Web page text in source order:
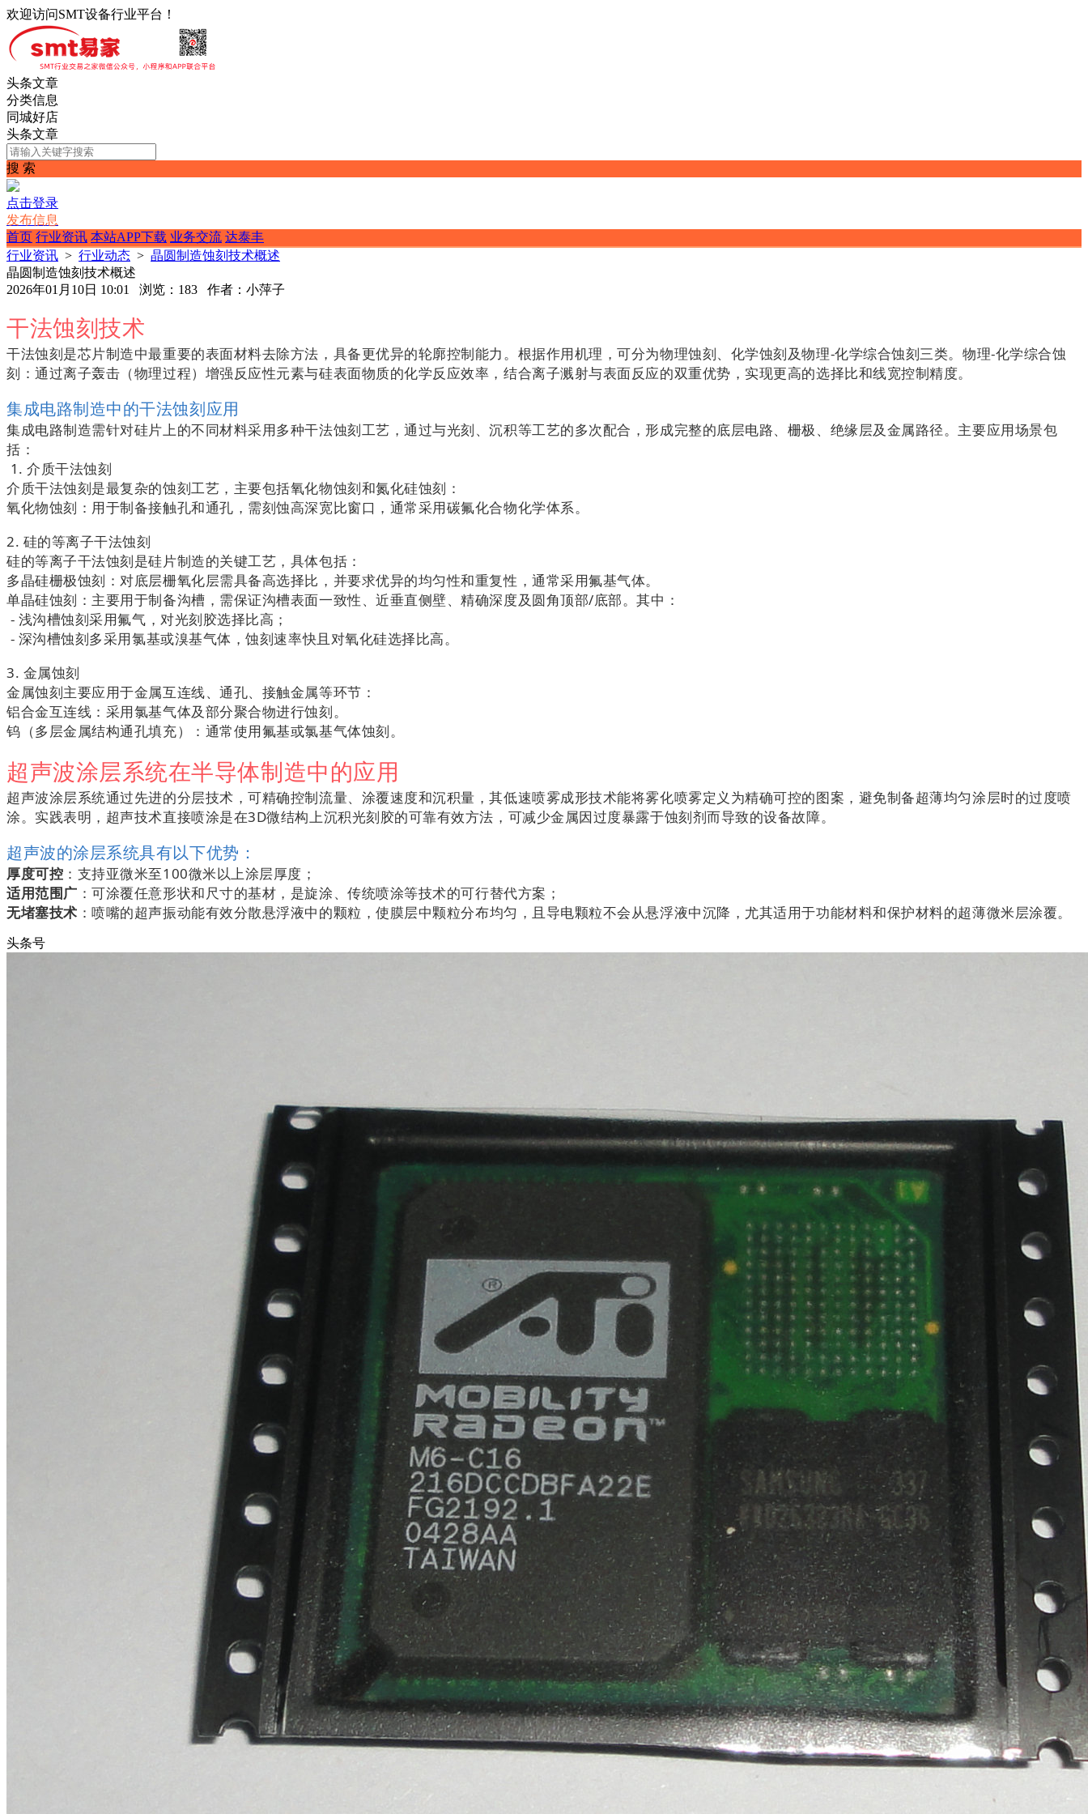
欢迎访问SMT设备行业平台！
头条文章
分类信息
同城好店
头条文章
搜 索
点击登录
发布信息
首页 行业资讯 本站APP下载 业务交流 达泰丰
行业资讯 > 行业动态 > 晶圆制造蚀刻技术概述
晶圆制造蚀刻技术概述
2026年01月10日 10:01 浏览：183 作者：小萍子
干法蚀刻技术
干法蚀刻是芯片制造中最重要的表面材料去除方法，具备更优异的轮廓控制能力。根据作用机理，可分为物理蚀刻、化学蚀刻及物理-化学综合蚀刻三类。物理-化学综合蚀
刻：通过离子轰击（物理过程）增强反应性元素与硅表面物质的化学反应效率，结合离子溅射与表面反应的双重优势，实现更高的选择比和线宽控制精度。
集成电路制造中的干法蚀刻应用
集成电路制造需针对硅片上的不同材料采用多种干法蚀刻工艺，通过与光刻、沉积等工艺的多次配合，形成完整的底层电路、栅极、绝缘层及金属路径。主要应用场景包
括：
1. 介质干法蚀刻
介质干法蚀刻是最复杂的蚀刻工艺，主要包括氧化物蚀刻和氮化硅蚀刻：
氧化物蚀刻：用于制备接触孔和通孔，需刻蚀高深宽比窗口，通常采用碳氟化合物化学体系。
2. 硅的等离子干法蚀刻
硅的等离子干法蚀刻是硅片制造的关键工艺，具体包括：
多晶硅栅极蚀刻：对底层栅氧化层需具备高选择比，并要求优异的均匀性和重复性，通常采用氟基气体。
单晶硅蚀刻：主要用于制备沟槽，需保证沟槽表面一致性、近垂直侧壁、精确深度及圆角顶部/底部。其中：
- 浅沟槽蚀刻采用氟气，对光刻胶选择比高；
- 深沟槽蚀刻多采用氯基或溴基气体，蚀刻速率快且对氧化硅选择比高。
3. 金属蚀刻
金属蚀刻主要应用于金属互连线、通孔、接触金属等环节：
铝合金互连线：采用氯基气体及部分聚合物进行蚀刻。
钨（多层金属结构通孔填充）：通常使用氟基或氯基气体蚀刻。
超声波涂层系统在半导体制造中的应用
超声波涂层系统通过先进的分层技术，可精确控制流量、涂覆速度和沉积量，其低速喷雾成形技术能将雾化喷雾定义为精确可控的图案，避免制备超薄均匀涂层时的过度喷
涂。实践表明，超声技术直接喷涂是在3D微结构上沉积光刻胶的可靠有效方法，可减少金属因过度暴露于蚀刻剂而导致的设备故障。
超声波的涂层系统具有以下优势：
厚度可控 ：支持亚微米至100微米以上涂层厚度；
适用范围广 ：可涂覆任意形状和尺寸的基材，是旋涂、传统喷涂等技术的可行替代方案；
无堵塞技术 ：喷嘴的超声振动能有效分散悬浮液中的颗粒，使膜层中颗粒分布均匀，且导电颗粒不会从悬浮液中沉降，尤其适用于功能材料和保护材料的超薄微米层涂覆。
头条号